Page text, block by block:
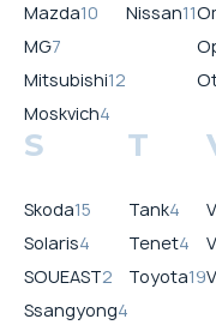
Mazda10
MG7
Mitsubishi12
Moskvich4
Nissan11
S
Skoda15
Solaris4
SOUEAST2
Ssangyong4
T
Tank4
Tenet4
Toyota19